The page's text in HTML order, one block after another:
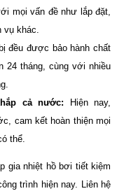
mọi vấn đề như lắp đặt,
vụ khác.
đều được bảo hành chất
24 tháng, cùng với nhiều
cả nước: Hiện nay,
cam kết hoàn thiện mọi
thể.
gia nhiệt hồ bơi tiết kiệm
trình hiện nay. Liên hệ